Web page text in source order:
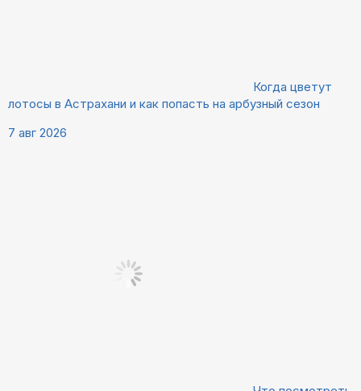
Когда цветут
лотосы в Астрахани и как попасть на арбузный сезон
7 авг 2026